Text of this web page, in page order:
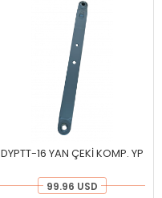
DYPTT-16 YAN ÇEKİ KOMP. YP
99.96 USD